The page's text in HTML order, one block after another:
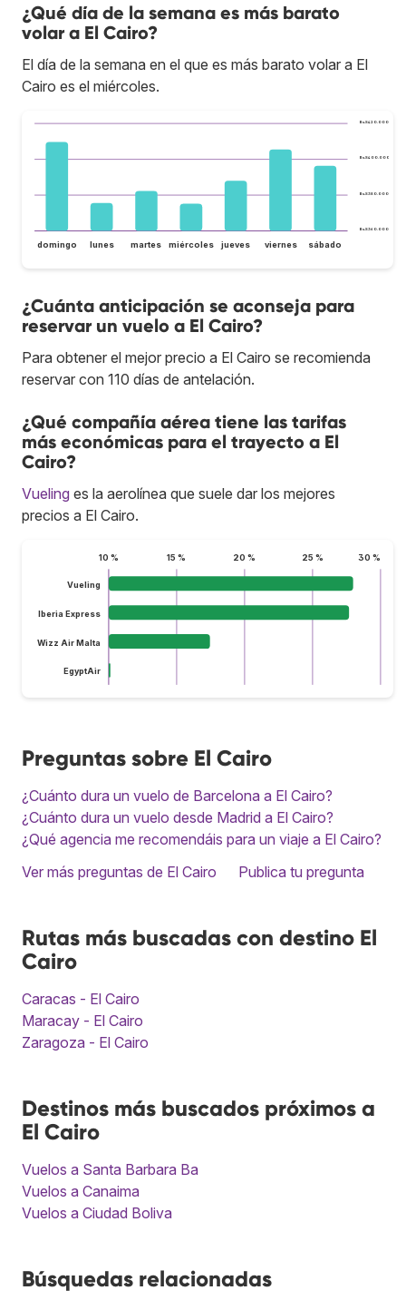
¿Qué día de la semana es más barato
volar a El Cairo?
El día de la semana en el que es más barato volar a El
Cairo es el miércoles.
Bs.S360.000
Bs.S380.000
Bs.S400.000
Bs.S420.000
domingo lunes martes miércoles jueves viernes sábado
¿Cuánta anticipación se aconseja para
reservar un vuelo a El Cairo?
Para obtener el mejor precio a El Cairo se recomienda
reservar con 110 días de antelación.
¿Qué compañía aérea tiene las tarifas
más económicas para el trayecto a El
Cairo?
Vueling es la aerolínea que suele dar los mejores
precios a El Cairo.
10 % 15 % 20 % 25 % 30 %
Vueling
Iberia Express
Wizz Air Malta
EgyptAir
Preguntas sobre El Cairo
¿Cuánto dura un vuelo de Barcelona a El Cairo?
¿Cuánto dura un vuelo desde Madrid a El Cairo?
¿Qué agencia me recomendáis para un viaje a El Cairo?
Ver más preguntas de El Cairo
Publica tu pregunta
Rutas más buscadas con destino El
Cairo
Caracas - El Cairo
Maracay - El Cairo
Zaragoza - El Cairo
Destinos más buscados próximos a
El Cairo
Vuelos a Santa Barbara Ba
Vuelos a Canaima
Vuelos a Ciudad Boliva
Búsquedas relacionadas